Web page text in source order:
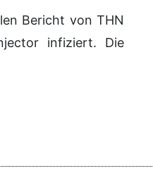
Bericht von THN
infiziert. Die